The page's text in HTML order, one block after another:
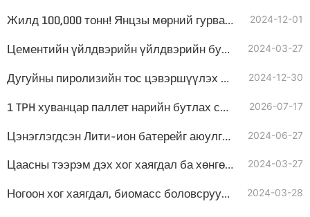
Жилд 100,000 тонн! Янцзы мөрний гурвалжин бүсийн хог хаягдал болсон нэхмэлийн RDF үйлдвэрлэлийн шугам нүүрстөрөгчийн давхар зорилтыг дэмжинэ 2024-12-01
Цементийн үйлдвэрийн үйлдвэрийн бутлагч 2024-03-27
Дугуйны пиролизийн тос цэвэршүүлэх системийн үнэ хэд вэ? 2024-12-30
1 TPH хуванцар паллет нарийн бутлах систем хэрхэн харагддаг вэ? 2026-07-17
Цэнэглэгдсэн Лити-ион батерейг аюулгүй бутлах систем 2024-06-27
Цаасны тээрэм дэх хог хаягдал ба хөнгөн үлдэгдлийг өөр түлш болгон ашиглах 2024-03-27
Ногоон хог хаягдал, биомасс боловсруулах хос босоо амтай бутлагч 2024-03-28